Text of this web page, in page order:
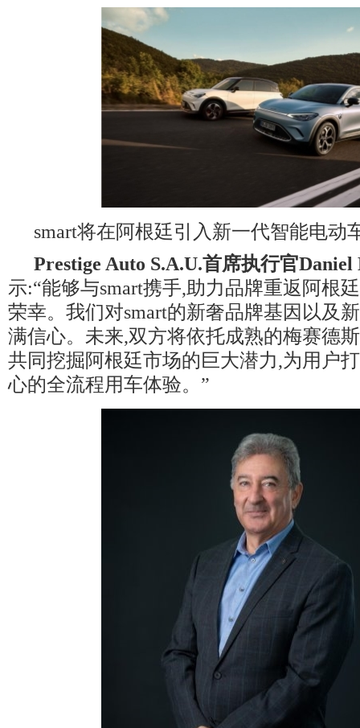
smart将在阿根廷引入新一代智能电动
Prestige Auto S.A.U.首席执行官Daniel
示:“能够与smart携手,助力品牌重返阿根
荣幸。我们对smart的新奢品牌基因以及
满信心。未来,双方将依托成熟的梅赛德
共同挖掘阿根廷市场的巨大潜力,为用户
心的全流程用车体验。”